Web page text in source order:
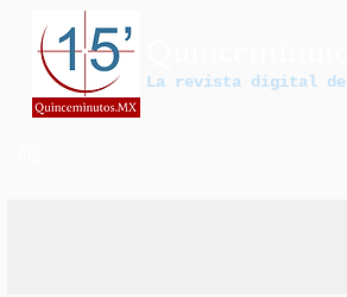
La revista digital de